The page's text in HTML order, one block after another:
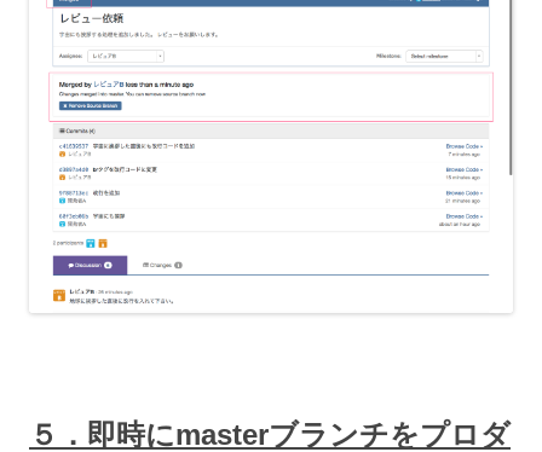
５．即時にmasterブランチをプロダ